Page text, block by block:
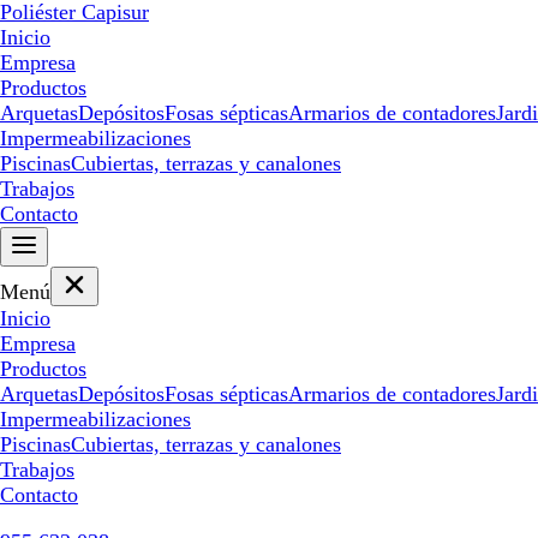
Poliéster Capisur
Inicio
Empresa
Productos
ArquetasDepósitosFosas sépticasArmarios de contadores
Impermeabilizaciones
PiscinasCubiertas, terrazas y canalones
Trabajos
Contacto
Menú
Inicio
Empresa
Productos
ArquetasDepósitosFosas sépticasArmarios de contadores
Impermeabilizaciones
PiscinasCubiertas, terrazas y canalones
Trabajos
Contacto